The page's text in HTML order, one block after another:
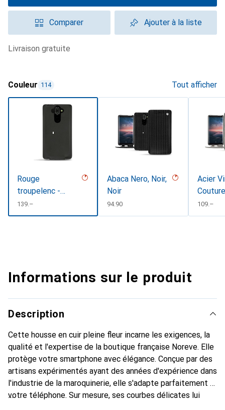
Comparer Ajouter à la liste
livraison gratuite
Couleur 114 Tout afficher
Rouge
troupelenc -
Couture (
Pantone
CHF
139.–
Abaca Nero, Noir,
Noir
CHF
94.90
Acier
Couture
CHF
109.–
Informations sur le produit
Description
Cette housse en cuir pleine fleur incarne les exigences, la
qualité et l'expertise de la boutique française Noreve. Elle
protège votre smartphone avec élégance. Conçue par des
artisans expérimentés ayant des années d'expérience dans
l'industrie de la maroquinerie, elle s'adapte parfaitement à
votre téléphone. Sur mesure, ses courbes délicates lui